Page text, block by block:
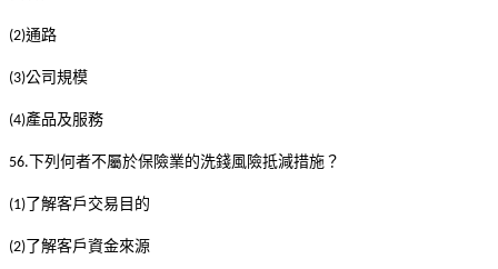
(2)通路
(3)公司規模
(4)產品及服務
56. 下列何者不屬於保險業的洗錢風險抵減措施？
(1) 了解客戶交易目的
(2) 了解客戶資金來源